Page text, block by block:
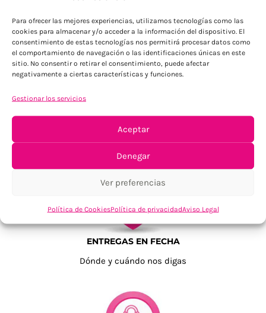
Para ofrecer las mejores experiencias, utilizamos tecnologías como las
cookies para almacenar y/o acceder a la información del dispositivo. El
consentimiento de estas tecnologías nos permitirá procesar datos como
el comportamiento de navegación o las identificaciones únicas en este
sitio. No consentir o retirar el consentimiento, puede afectar
negativamente a ciertas características y funciones.
Gestionar los servicios
Aceptar
Denegar
Ver preferencias
Política de CookiesPolítica de privacidadAviso Legal
Tu confianza, nuestro objetivo
ENTREGAS EN FECHA
Dónde y cuándo nos digas